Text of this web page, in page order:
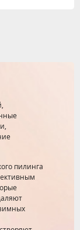
пилинга